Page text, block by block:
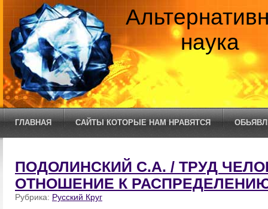
наука
ГЛАВНАЯ САЙТЫ КОТОРЫЕ НАМ НРАВЯТСЯ
ПОДОЛИНСКИЙ С.А. / ТРУД
ОТНОШЕНИЕ К
Рубрика: Русский Круг